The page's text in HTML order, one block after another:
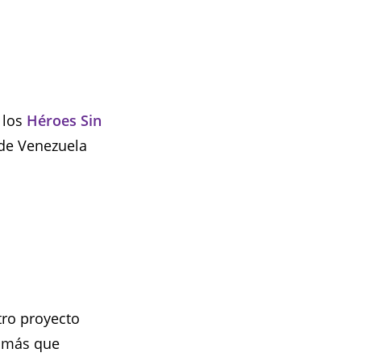
Héroes Sin
Venezuela
proyecto
que